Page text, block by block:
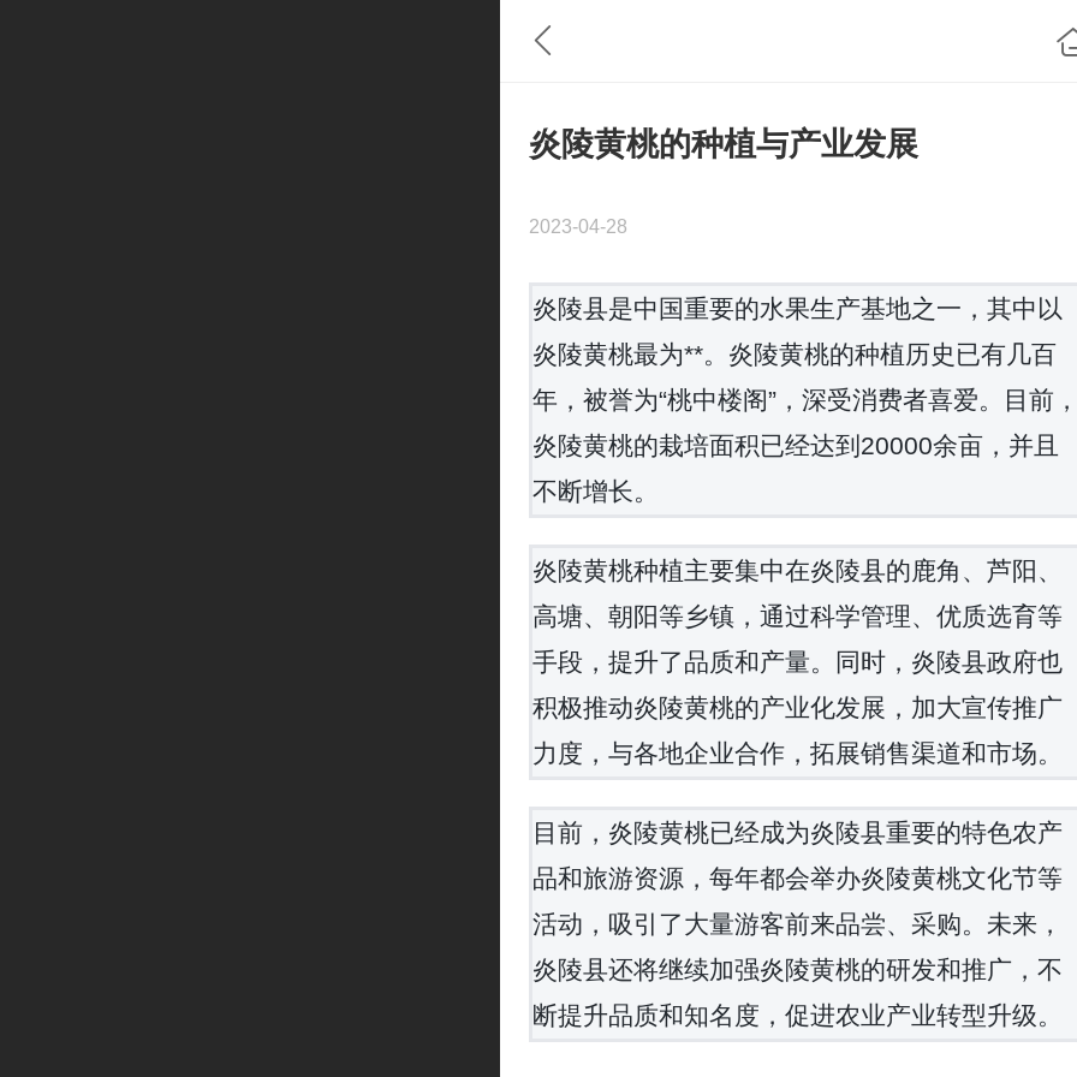
炎陵黄桃的种植与产业发展
2023-04-28
炎陵县是中国重要的水果生产基地之一，其中以
炎陵黄桃最为**。炎陵黄桃的种植历史已有几百
年，被誉为“桃中楼阁”，深受消费者喜爱。目前
炎陵黄桃的栽培面积已经达到20000余亩，并且
不断增长。
炎陵黄桃种植主要集中在炎陵县的鹿角、芦阳、
高塘、朝阳等乡镇，通过科学管理、优质选育等
手段，提升了品质和产量。同时，炎陵县政府也
积极推动炎陵黄桃的产业化发展，加大宣传推广
力度，与各地企业合作，拓展销售渠道和市场。
目前，炎陵黄桃已经成为炎陵县重要的特色农产
品和旅游资源，每年都会举办炎陵黄桃文化节等
活动，吸引了大量游客前来品尝、采购。未来，
炎陵县还将继续加强炎陵黄桃的研发和推广，不
断提升品质和知名度，促进农业产业转型升级。